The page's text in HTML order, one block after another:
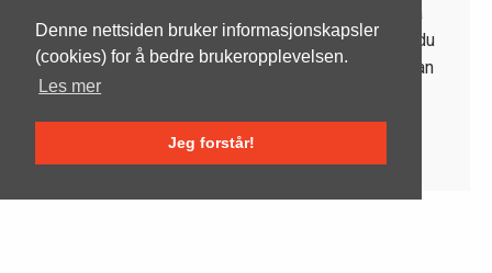
Denne nettsiden bruker informasjonskapsler
(cookies) for å bedre brukeropplevelsen.
Les mer
Jeg forstår!
Innhold på alle dine digital flater er da viktig å ha
fokus på. Med et godt fokus på innhold skaper du
langsiktig suksess for din bedrift på nett. Her kan
du lese om hvorfor innhold er en smart strategi.